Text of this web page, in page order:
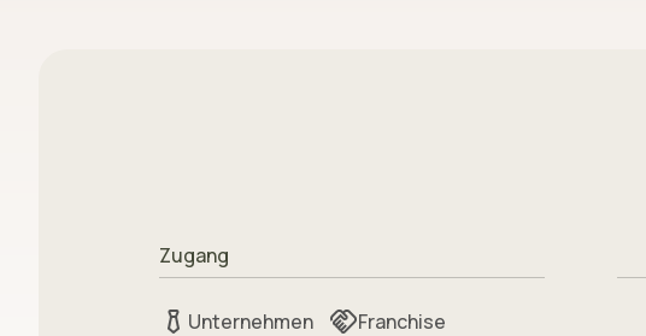
Zugang
Unternehmen
Franchise